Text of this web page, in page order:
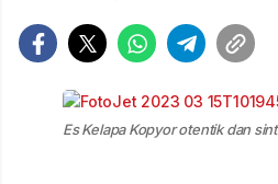
Es Kelapa Kopyor otentik dan